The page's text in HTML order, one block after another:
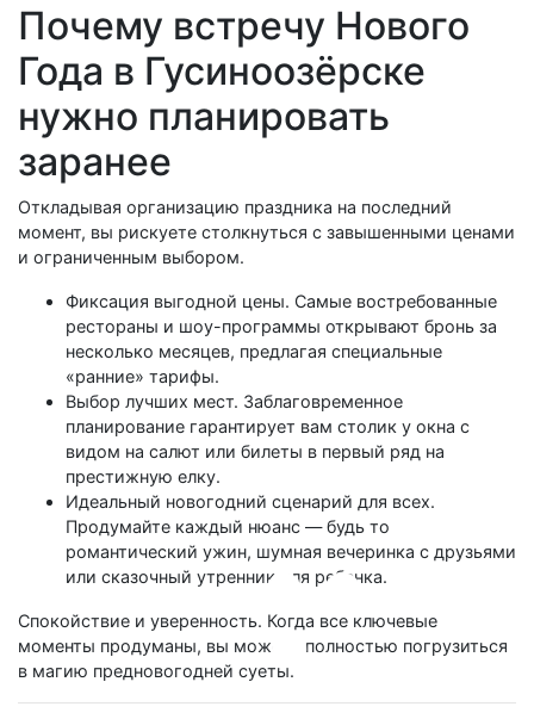
Почему встречу Нового
Года в Гусиноозёрске
нужно планировать
заранее
Откладывая организацию праздника на последний
момент, вы рискуете столкнуться с завышенными ценами
и ограниченным выбором.
Фиксация выгодной цены. Самые востребованные
рестораны и шоу-программы открывают бронь за
несколько месяцев, предлагая специальные
«ранние» тарифы.
Выбор лучших мест. Заблаговременное
планирование гарантирует вам столик у окна с
видом на салют или билеты в первый ряд на
престижную елку.
Идеальный новогодний сценарий для всех.
Продумайте каждый нюанс — будь то
романтический ужин, шумная вечеринка с друзьями
или сказочный утренник для ребенка.
Спокойствие и уверенность. Когда все ключевые
моменты продуманы, вы можете полностью погрузиться
в магию предновогодней суеты.